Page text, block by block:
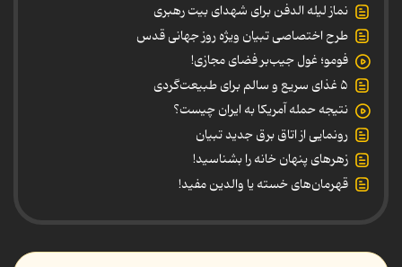
نماز لیله الدفن برای شهدای بیت رهبری
طرح اختصاصی تبیان ویژه روز جهانی قدس
فومو؛ غول جیب‌بر فضای مجازی!
۵ غذای سریع و سالم برای طبیعت‌گردی
نتیجه حمله آمریکا به ایران چیست؟
رونمایی از اتاق برق جدید تبیان
زهرهای پنهان خانه را بشناسید!
قهرمان‌های خسته یا والدین مفید!